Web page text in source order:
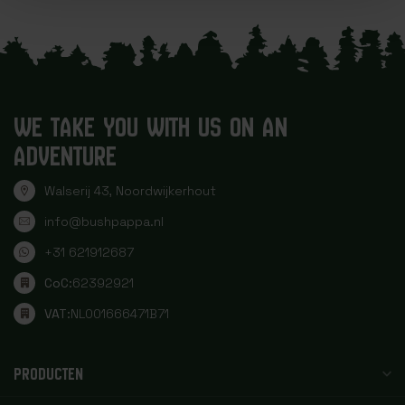
WE TAKE YOU WITH US ON AN
ADVENTURE
Walserij 43, Noordwijkerhout
info@bushpappa.nl
+31 621912687
CoC:62392921
VAT:NL001666471B71
PRODUCTEN